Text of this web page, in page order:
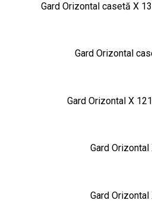
Gard Orizontal casetă X
Gard Orizontal
Gard Orizontal X
Gard Orizontal
Gard Orizontal